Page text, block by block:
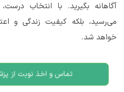
آگاهانه بگیرید. با انتخاب
می‌رسید، بلکه کیفیت زندگی و
خواهد شد.
تماس و اخذ نوبت از